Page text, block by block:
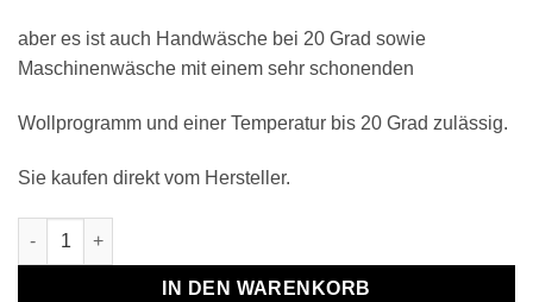
aber es ist auch Handwäsche bei 20 Grad sowie
Maschinenwäsche mit einem sehr schonenden
Wollprogramm und einer Temperatur bis 20 Grad zulässig.
Sie kaufen direkt vom Hersteller.
Wollplaid & Wolldecke "Nord L" weiß-dunkelrot Menge
IN DEN WARENKORB